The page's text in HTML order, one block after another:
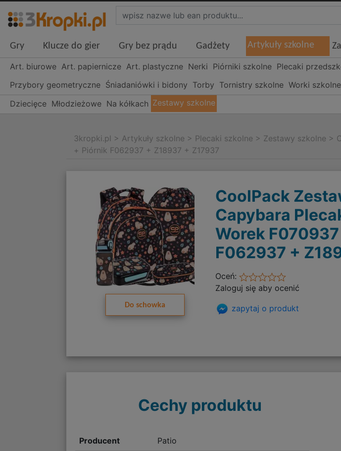
Gry Klucze do gier Gry bez prądu Gadżety Artykuły szkolne
Art. biurowe Art. papiernicze Art. plastyczne Nerki Piórniki szkolne Plecaki
Przybory geometryczne Śniadaniówki i bidony Torby Tornistry szkolne Worki szkolne
Dziecięce Młodzieżowe Na kółkach Zestawy szkolne
3kropki.pl > Artykuły szkolne > Plecaki szkolne > Zestawy szkolne >
+ Piórnik F062937 + Z18937 + Z17937
Do schowka
CoolPack
Capybara
Worek
F062937 +
Oceń:
Zaloguj się aby ocenić
zapytaj o produkt
Cechy produktu
Producent Patio